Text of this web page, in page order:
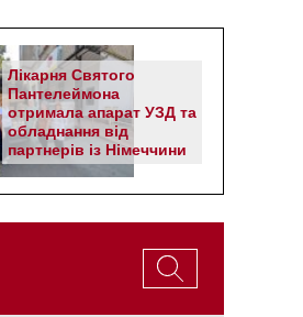
Лікарня Святого
Пантелеймона
отримала апарат УЗД та
обладнання від
партнерів із Німеччини